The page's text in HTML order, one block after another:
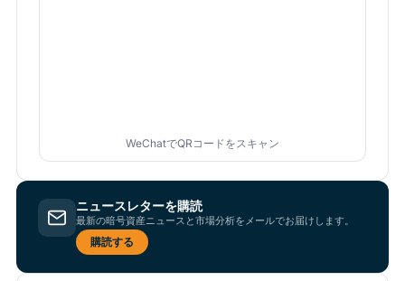
WeChatでQRコードをスキャン
ニュースレターを購読
最新の暗号資産ニュースと市場分析をメールでお届けします。
購読する